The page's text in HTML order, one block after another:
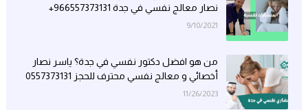
نصار معالج نفسي في جدة 966557373131+
9/10/2021
من هو افضل دكتور نفسي في جدة؟ ياسر نصار
أخصائي و معالج نفسي محترف للحجز 0557373131
11/26/2023